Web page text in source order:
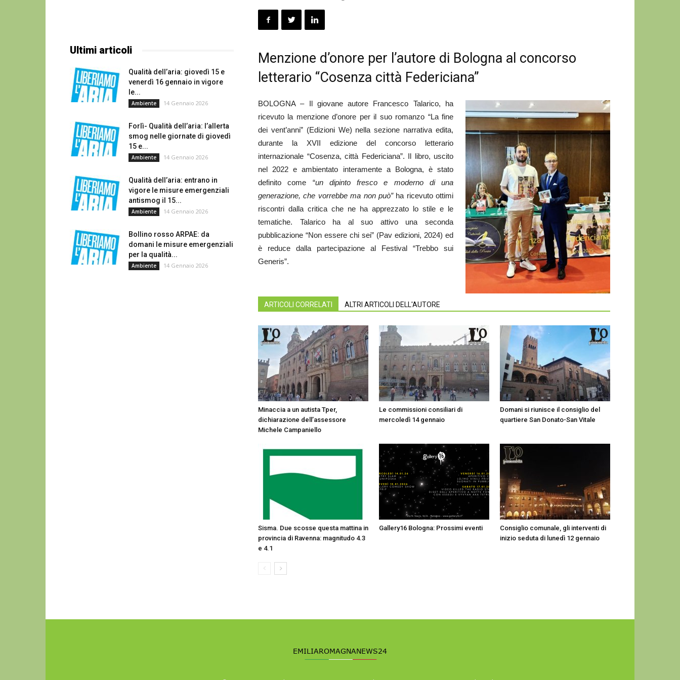
Menzione d’onore per l’autore di Bologna al concorso
letterario “Cosenza città Federiciana”
BOLOGNA – Il giovane autore Francesco Talarico, ha
ricevuto la menzione d’onore per il suo romanzo “La fine
dei vent’anni” (Edizioni We) nella sezione narrativa edita,
durante la XVII edizione del concorso letterario
internazionale “Cosenza, città Federiciana”. Il libro, uscito
nel 2022 e ambientato interamente a Bologna, è stato
definito come “un dipinto fresco e moderno di una
generazione, che vorrebbe ma non può” ha ricevuto ottimi
riscontri dalla critica che ne ha apprezzato lo stile e le
tematiche. Talarico ha al suo attivo una seconda
pubblicazione “Non essere chi sei” (Pav edizioni, 2024) ed
è reduce dalla partecipazione al Festival “Trebbo sui
Generis”.
ARTICOLI CORRELATI ALTRI ARTICOLI DELL'AUTORE
Minaccia a un autista Tper,
dichiarazione dell’assessore
Michele Campaniello
Le commissioni consiliari di
mercoledì 14 gennaio
Domani si riunisce il consiglio del
quartiere San Donato-San Vitale
Sisma. Due scosse questa mattina in
provincia di Ravenna: magnitudo 4.3
e 4.1
Gallery16 Bologna: Prossimi eventi
Consiglio comunale, gli interventi di
inizio seduta di lunedì 12 gennaio
Ultimi articoli
Qualità dell’aria: giovedì 15 e
venerdì 16 gennaio in vigore
le...
Ambiente 14 Gennaio 2026
Forlì- Qualità dell’aria: l’allerta
smog nelle giornate di giovedì
15 e...
Ambiente 14 Gennaio 2026
Qualità dell’aria: entrano in
vigore le misure emergenziali
antismog il 15...
Ambiente 14 Gennaio 2026
Bollino rosso ARPAE: da
domani le misure emergenziali
per la qualità...
Ambiente 14 Gennaio 2026